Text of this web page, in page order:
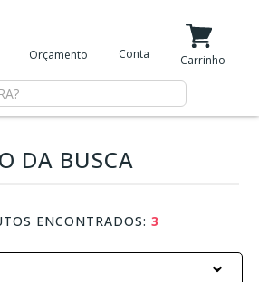
Orçamento Conta Carrinho
DA BUSCA
ENCONTRADOS: 3